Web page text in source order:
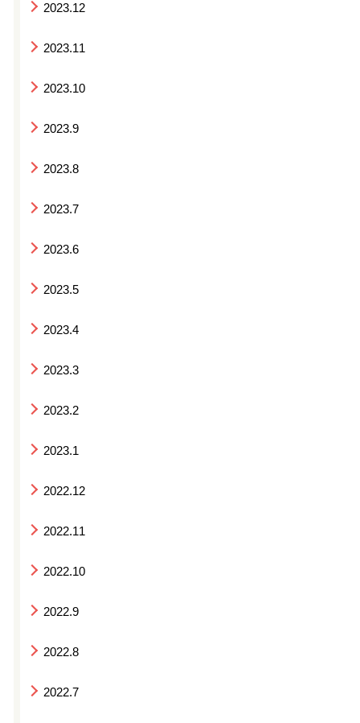
2023.12
2023.11
2023.10
2023.9
2023.8
2023.7
2023.6
2023.5
2023.4
2023.3
2023.2
2023.1
2022.12
2022.11
2022.10
2022.9
2022.8
2022.7